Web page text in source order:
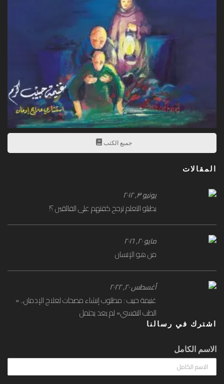
جميع الكتب
المقالات
يونيو ۳, ۲۰۱۲
بطيئو التعلم ترجح كفتهم على الفائقين ؟!
مايو ۲۰, ۲۰۱٦
من هو الإنسان
أغسطس ۲۰, ۲۰۲۲
غنيمة حبيب : مطلوب إنشاء مصحات لعلاج الإدمان.. «
الطب النفسي» لم يعد يحتمل
اشترك في رسالنا
الاسم الكامل